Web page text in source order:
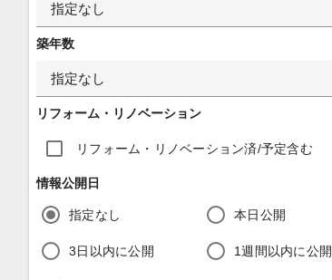
指定なし
築年数
指定なし
リフォーム・リノベーション
リフォーム・リノベーション済/予定含む
情報公開日
指定なし 本日公開
3日以内に公開 1週間以内に公開